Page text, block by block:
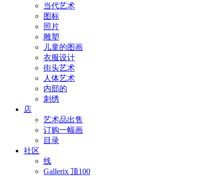
当代艺术
图标
照片
雕塑
儿童的图画
衣服设计
街头艺术
人体艺术
内部的
刺绣
店
艺术品出售
订购一幅画
目录
社区
线
Gallerix 顶100